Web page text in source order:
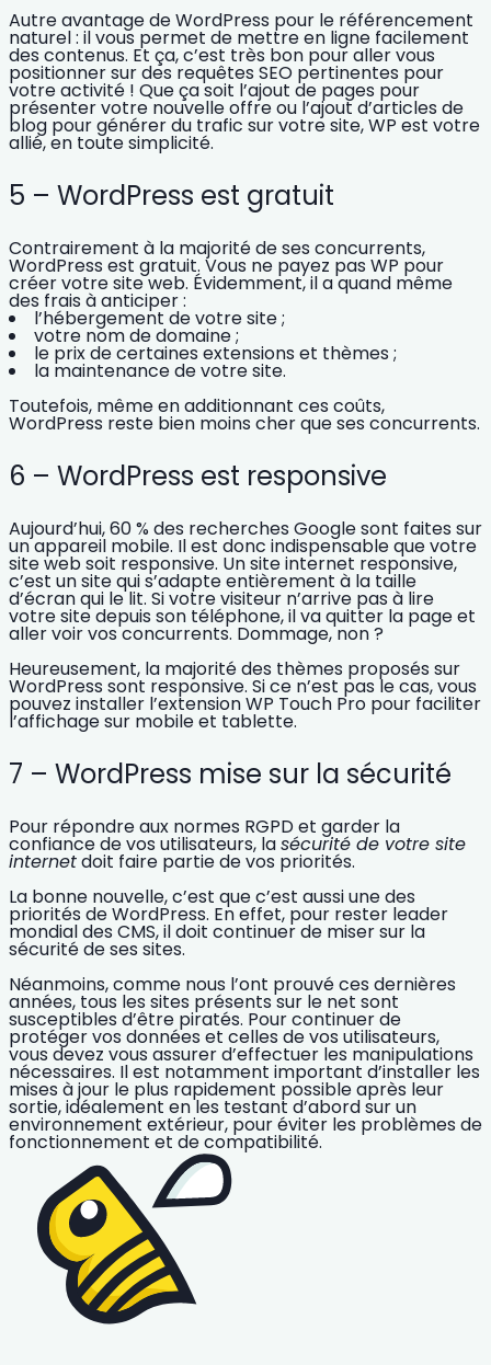
Autre avantage de WordPress pour le référencement
naturel : il vous permet de mettre en ligne facilement
des contenus. Et ça, c’est très bon pour aller vous
positionner sur des requêtes SEO pertinentes pour
votre activité ! Que ça soit l’ajout de pages pour
présenter votre nouvelle offre ou l’ajout d’articles de
blog pour générer du trafic sur votre site, WP est votre
allié, en toute simplicité.
5 – WordPress est gratuit
Contrairement à la majorité de ses concurrents,
WordPress est gratuit. Vous ne payez pas WP pour
créer votre site web. Évidemment, il a quand même
des frais à anticiper:
l’hébergement de votre site ;
votre nom de domaine ;
le prix de certaines extensions et thèmes ;
la maintenance de votre site.
Toutefois, même en additionnant ces coûts,
WordPress reste bien moins cher que ses concurrents.
6 – WordPress est responsive
Aujourd’hui,60 % des recherches Google sont faites sur
un appareil mobile. Il est donc indispensable que votre
site web soit responsive. Unsite internet responsive,
c’est un site qui s’adapte entièrement à la taille
d’écran qui le lit. Si votre visiteur n’arrive pas à lire
votre site depuis son téléphone, il va quitter la page et
aller voir vos concurrents. Dommage, non ?
Heureusement, la majorité des thèmes proposés sur
WordPress sont responsive. Si ce n’est pas le cas, vous
pouvez installer l’extension WP Touch Pro pour faciliter
l’affichage sur mobile et tablette.
7 – WordPress mise sur la sécurité
Pour répondre aux normes RGPDet garder la
confiancede vos utilisateurs, lasécurité de votre site
internetdoit faire partie de vos priorités.
La bonne nouvelle, c’est que c’est aussi une des
priorités de WordPress. En effet, pour rester leader
mondial des CMS, il doit continuer de miser sur la
sécuritéde ses sites.
Néanmoins, comme nous l’ont prouvé ces dernières
années, tous les sites présents sur le net sont
susceptibles d’être piratés. Pour continuer de
protéger vos données et celles de vos utilisateurs,
vous devez vous assurer d’effectuer les manipulations
nécessaires. Il est notamment important d’installer les
mises à jour le plus rapidement possible après leur
sortie, idéalement en les testant d’abord sur un
environnement extérieur, pour éviter les problèmes de
fonctionnement et de compatibilité.